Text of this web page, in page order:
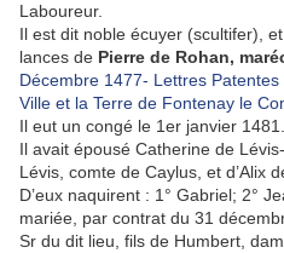
Laboureur.
Il est dit noble écuyer (scultifer),
lances de Pierre de Rohan,
Décembre 1477- Lettres
Ville et la Terre de Fontenay le
Il eut un congé le 1er janvier 1481.
Il avait épousé Catherine de
Lévis, comte de Caylus, et d’Alix
D’eux naquirent : 1° Gabriel; 2°
mariée, par contrat du 31
Sr du dit lieu, fils de Humbert,